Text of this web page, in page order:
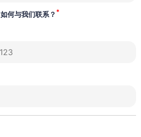
如何与我们联系？ *